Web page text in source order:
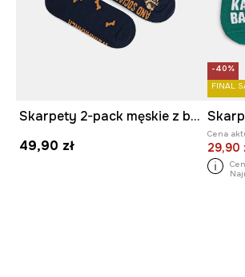
Skarpety 2-pack męskie z bawełną z motywem zwierzęcym
49,90 zł
-40%
FINAL
Cena
29,90